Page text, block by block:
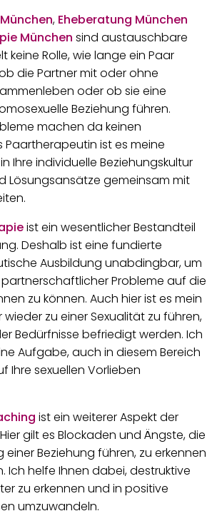
, Eheberatung München
München sind austauschbare
keine Rolle, wie lange ein Paar
die Partner mit oder ohne
oder ob sie eine
Beziehung führen.
machen da keinen
Paartherapeutin ist es meine
Ihre individuelle Beziehungskultur
Lösungsansätze gemeinsam mit
ist ein wesentlicher Bestandteil
Deshalb ist eine fundierte
Ausbildung unabdingbar, um
Probleme auf die
zu können. Auch hier ist es mein
wieder zu einer Sexualität zu führen,
Bedürfnisse befriedigt werden. Ich
Aufgabe, auch in diesem Bereich
Ihre sexuellen Vorlieben
ist ein weiterer Aspekt der
gilt es Blockaden und Ängste, die
einer Beziehung führen, zu erkennen
Ich helfe Ihnen dabei, destruktive
zu erkennen und in positive
umzuwandeln.